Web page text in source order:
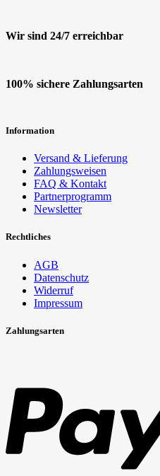
Wir sind 24/7 erreichbar
100% sichere Zahlungsarten
Information
Versand & Lieferung
Zahlungsweisen
FAQ & Kontakt
Partnerprogramm
Newsletter
Rechtliches
AGB
Datenschutz
Widerruf
Impressum
Zahlungsarten